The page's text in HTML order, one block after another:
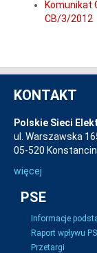
Komunikat
CB/3/2012
KONTAKT
Polskie Sieci
ul. Warszawska
05-520
więcej
PSE
Informacje
Raport wpływu
Przetargi